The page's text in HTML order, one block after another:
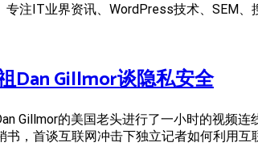
注IT业界资讯、WordPress技术、SEM、
Dan Gillmor谈隐私安全
Gillmor的美国老头进行了一小时的视频
书，首谈互联网冲击下独立记者如何利用